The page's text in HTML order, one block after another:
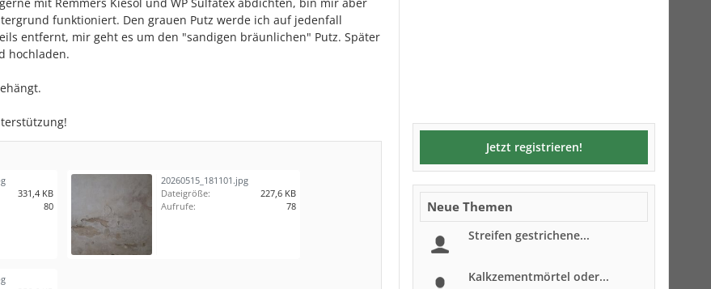
funktioniert. Den grauen Putz werde ich auf jedenfall
entfernt, mir geht es um den "sandigen bräunlichen" Putz. Später
hochladen.
331,4 KB
80
20260515_181101.jpg
Dateigröße:
227,6 KB
Aufrufe:
78
Jetzt registrieren!
Neue Themen
Streifen gestrichene...
Kalkzementmörtel oder...